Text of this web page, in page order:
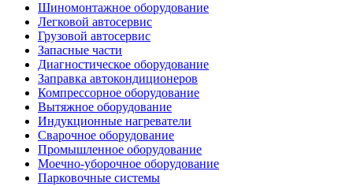
Шиномонтажное оборудование
Легковой автосервис
Грузовой автосервис
Запасные части
Диагностическое оборудование
Заправка автокондиционеров
Компрессорное оборудование
Вытяжное оборудование
Индукционные нагреватели
Сварочное оборудование
Промышленное оборудование
Моечно-уборочное оборудование
Парковочные системы